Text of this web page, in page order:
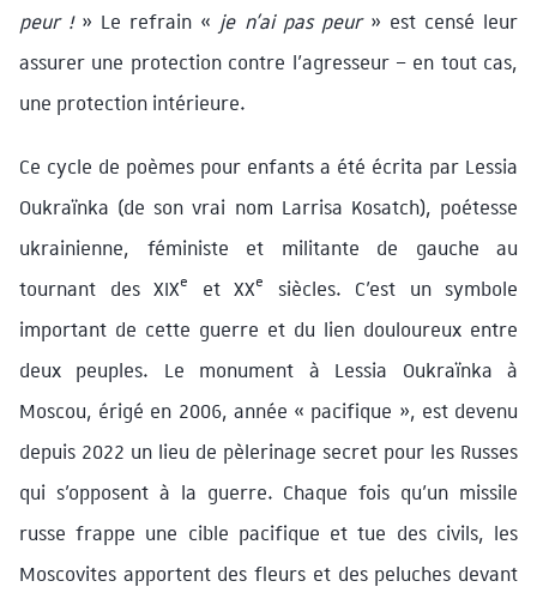
peur !» Le refrain « je n’ai pas peur» est censé leur
assurer une protection contre l’agresseur – en tout cas,
une protection intérieure.
Ce cycle de poèmes pour enfants a été écrita par Lessia
Oukraïnka (de son vrai nom Larrisa Kosatch), poétesse
ukrainienne, féministe et militante de gauche au
tournant des XIXe et XXe
siècles. C’est un symbole
important de cette guerre et du lien douloureux entre
deux peuples. Le monument à Lessia Oukraïnka à
Moscou, érigé en 2006, année « pacifique », est devenu
depuis 2022 un lieu de pèlerinage secret pour les Russes
qui s’opposent à la guerre. Chaque fois qu’un missile
russe frappe une cible pacifique et tue des civils, les
Moscovites apportent des fleurs et des peluches devant